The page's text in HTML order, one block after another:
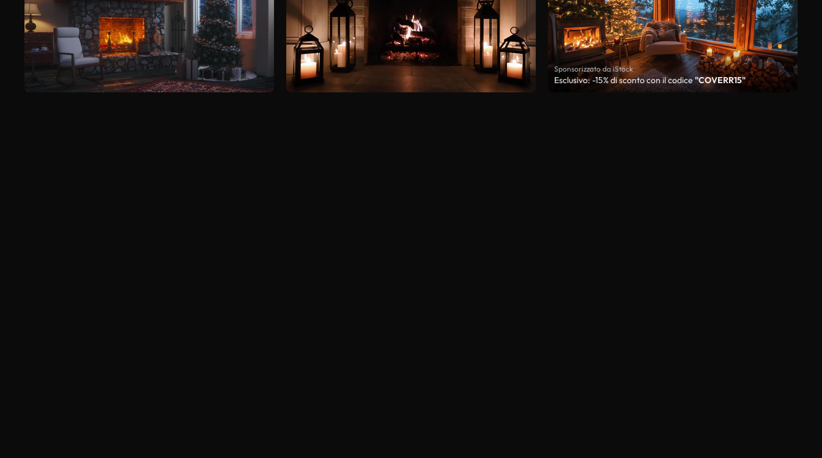
Sponsorizzato da iStock
Esclusivo: -15% di sconto con il codice"COVERR15"